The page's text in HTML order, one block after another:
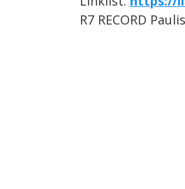
R7 RECORD